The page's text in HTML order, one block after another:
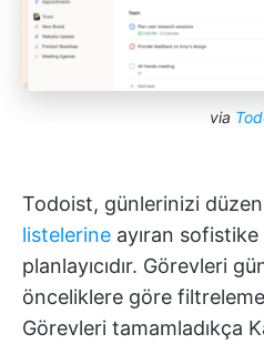
via
Todoist, günlerinizi
listelerine ayıran
planlayıcıdır. Görevleri
önceliklere göre
Görevleri tamamladıkça